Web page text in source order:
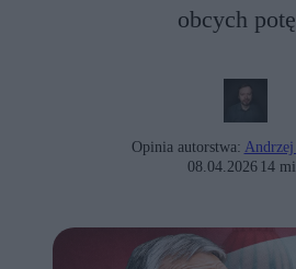
obcych
Opinia autorstwa:
08.04.2026 14